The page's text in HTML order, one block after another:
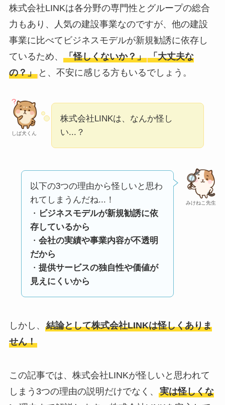
【怪しい？】TikTok
Liteの口コミ・評判は
実際どう？
ユリカコーポレーシ
ョンは怪しい？口コ
社TAPPの口コミ・評
Temuは怪しい？口コ
ミ・評判が正直ヤバ
いって本当？
株式会社LINKは各分野の専門性とグループの総合
力もあり、人気の建設事業なのですが、他の建設
事業に比べてビジネスモデルが新規勧誘に依存し
ているため、 「怪しくないか？」 「大丈夫な
の？」 と、不安に感じる方もいるでしょう。
しば犬くん
株式会社LINKは、なんか怪し
い...？
みけねこ先生
以下の3つの理由から怪しいと思わ
れてしまうんだね...！
・ ビジネスモデルが新規勧誘に依
存しているから
・ 会社の実績や事業内容が不透明
だから
・ 提供サービスの独自性や価値が
見えにくいから
しかし、 結論として株式会社LINKは怪しくありま
せん！
この記事では、株式会社LINKが怪しいと思われて
しまう3つの理由の説明だけでなく、 実は怪しくな